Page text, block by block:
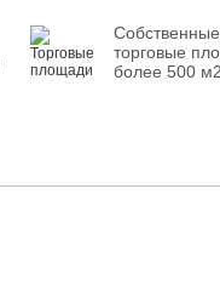
Собственные
торговые
более 500 м2